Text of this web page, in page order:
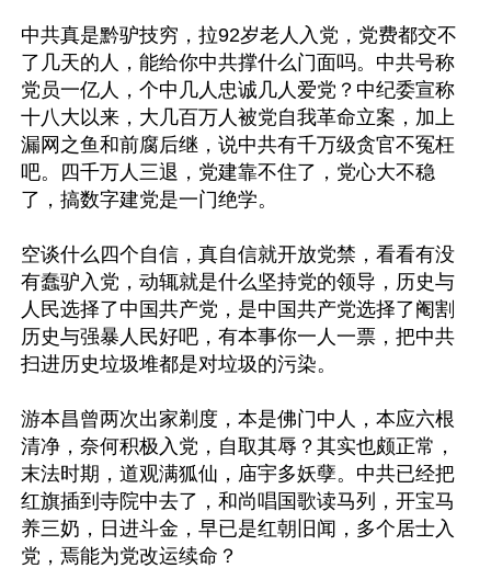
中共真是黔驴技穷，拉92岁老人入党，党费都交不
了几天的人，能给你中共撑什么门面吗。中共号称
党员一亿人，个中几人忠诚几人爱党？中纪委宣称
十八大以来，大几百万人被党自我革命立案，加上
漏网之鱼和前腐后继，说中共有千万级贪官不冤枉
吧。四千万人三退，党建靠不住了，党心大不稳
了，搞数字建党是一门绝学。
空谈什么四个自信，真自信就开放党禁，看看有没
有蠢驴入党，动辄就是什么坚持党的领导，历史与
人民选择了中国共产党，是中国共产党选择了阉割
历史与强暴人民好吧，有本事你一人一票，把中共
扫进历史垃圾堆都是对垃圾的污染。
游本昌曾两次出家剃度，本是佛门中人，本应六根
清净，奈何积极入党，自取其辱？其实也颇正常，
末法时期，道观满狐仙，庙宇多妖孽。中共已经把
红旗插到寺院中去了，和尚唱国歌读马列，开宝马
养三奶，日进斗金，早已是红朝旧闻，多个居士入
党，焉能为党改运续命？